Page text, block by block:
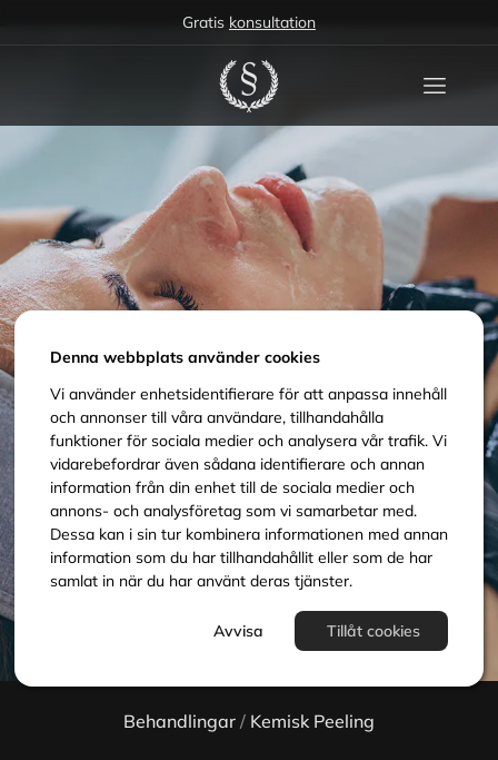
Gratis konsultation
Denna webbplats använder cookies
Vi använder enhetsidentifierare för att anpassa innehåll
och annonser till våra användare, tillhandahålla
funktioner för sociala medier och analysera vår trafik. Vi
vidarebefordrar även sådana identifierare och annan
information från din enhet till de sociala medier och
annons- och analysföretag som vi samarbetar med.
Dessa kan i sin tur kombinera informationen med annan
information som du har tillhandahållit eller som de har
samlat in när du har använt deras tjänster.
Avvisa Tillåt cookies
Behandlingar/ Kemisk Peeling